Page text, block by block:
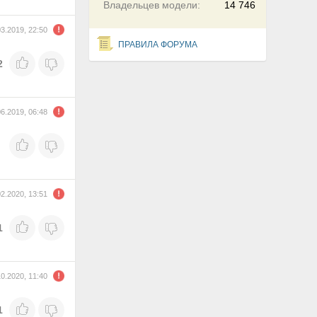
14 746
Владельцев модели:
ПРАВИЛА ФОРУМА
22:50
06:48
13:51
11:40